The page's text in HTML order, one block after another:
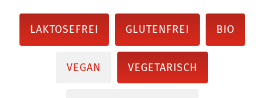
LAKTOSEFREI GLUTENFREI BIO
VEGAN VEGETARISCH